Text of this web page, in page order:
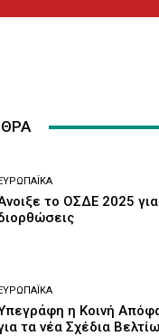
το ΟΣΔΕ 2025 για
η Κοινή
τα νέα Σχέδια